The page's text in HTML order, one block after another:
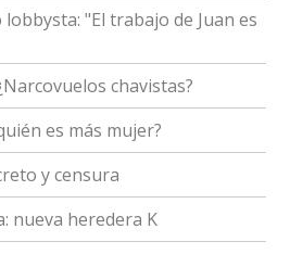
"El trabajo de Juan es
chavistas?
es más mujer?
y censura
nueva heredera K